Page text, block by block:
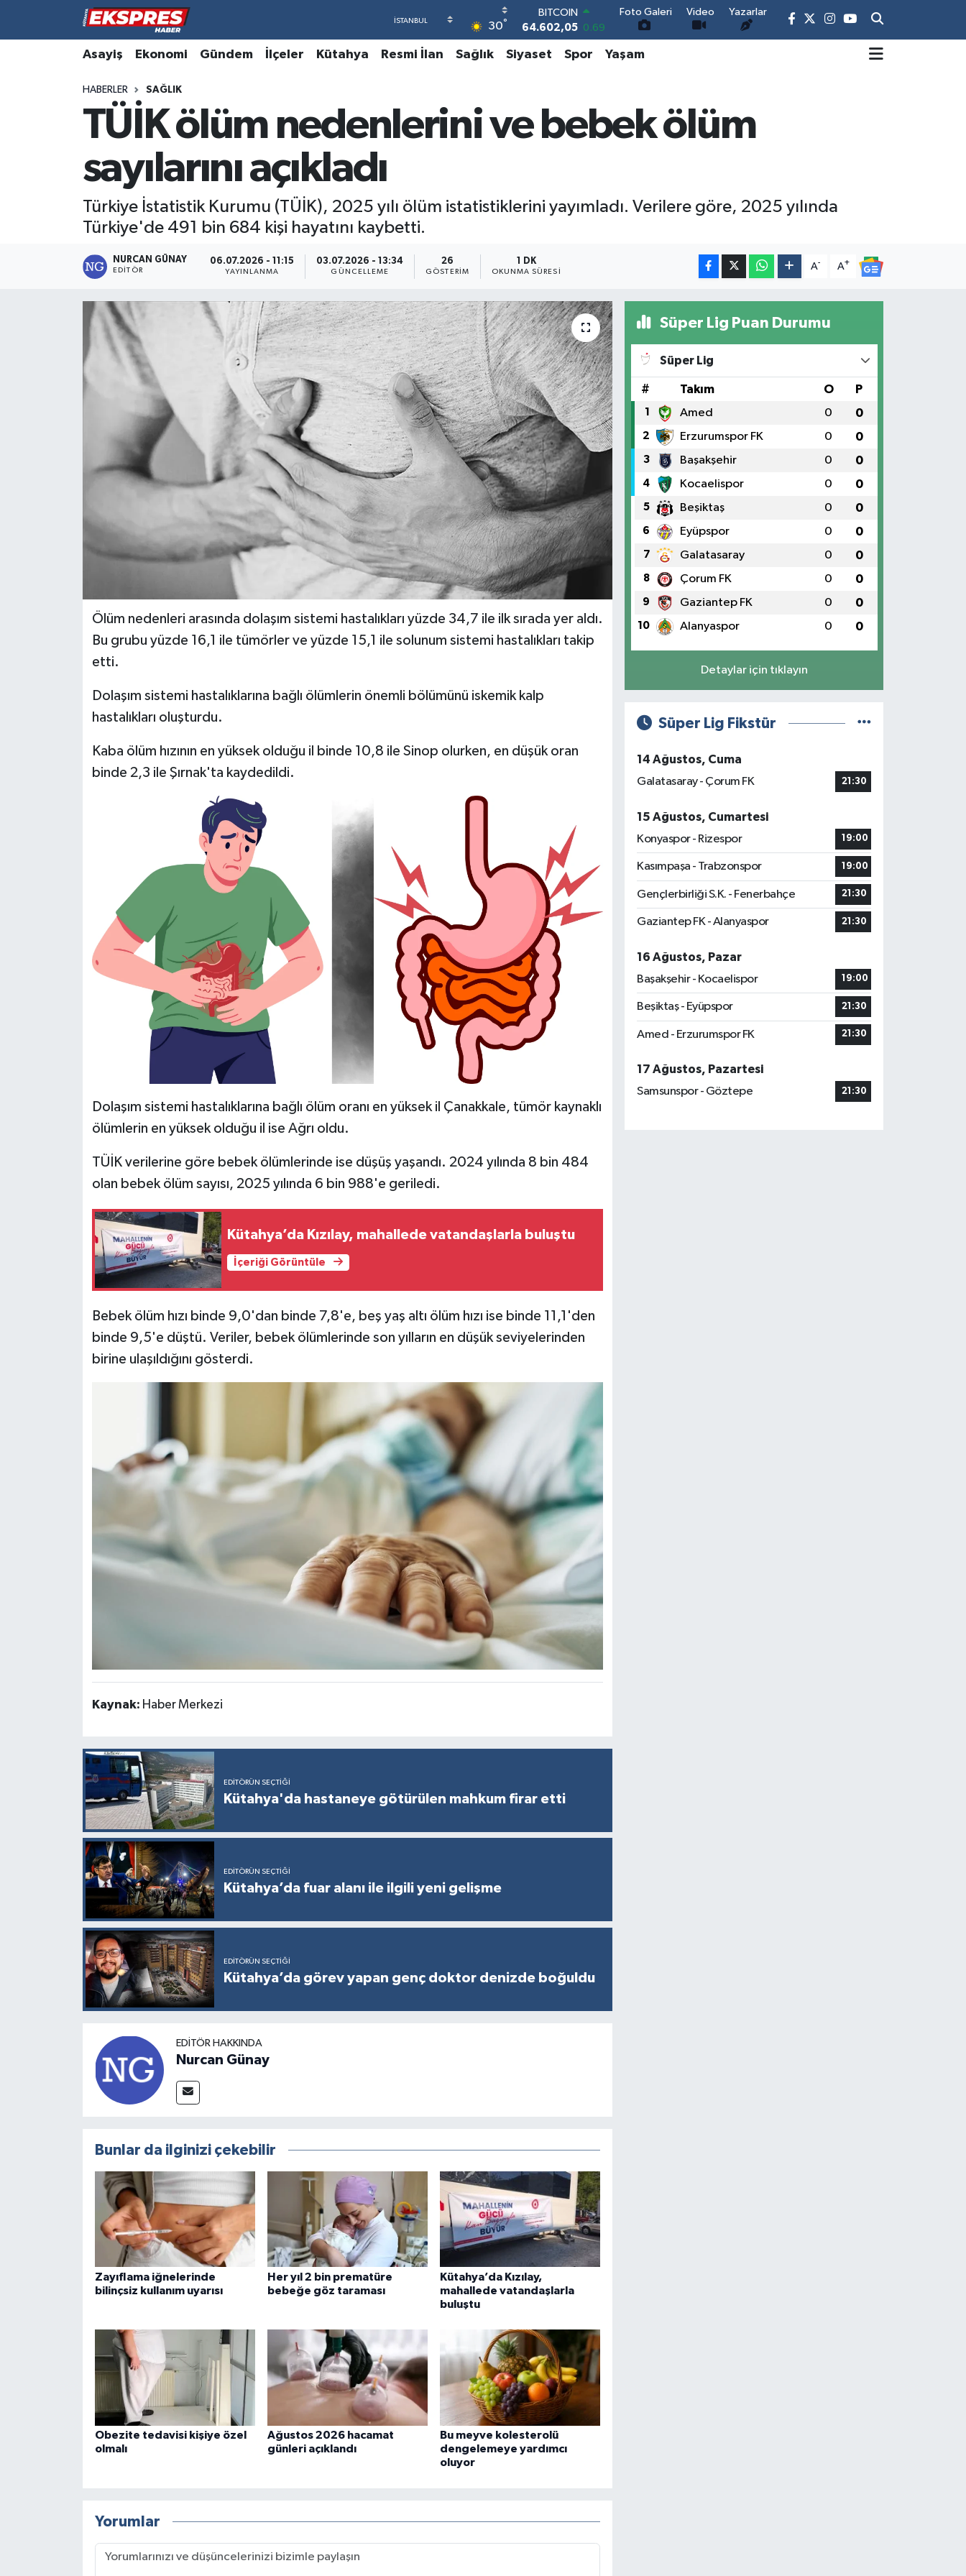
30°
DOLAR
47,5986 0.06
EURO
55,0700 0.1
6518.23 0.39
BİST100
Foto Galeri Video Yazarlar
Asayiş Ekonomi Gündem İlçeler Kütahya Resmi İlan Sağlık Siyaset Spor Yaşam
HABERLER SAĞLIK
TÜİK ölüm nedenlerini ve bebek ölüm
sayılarını açıkladı
Türkiye İstatistik Kurumu (TÜİK), 2025 yılı ölüm istatistiklerini yayımladı. Verilere göre, 2025 yılında
Türkiye'de 491 bin 684 kişi hayatını kaybetti.
NURCAN GÜNAY
EDITÖR
06.07.2026 - 11:15
YAYINLANMA
03.07.2026 - 13:34
GÜNCELLEME
26
GÖSTERIM
1 DK
OKUNMA SÜRESI
A- A+
Ölüm nedenleri arasında dolaşım sistemi hastalıkları yüzde 34,7 ile ilk sırada yer aldı.
Bu grubu yüzde 16,1 ile tümörler ve yüzde 15,1 ile solunum sistemi hastalıkları takip
etti.
Dolaşım sistemi hastalıklarına bağlı ölümlerin önemli bölümünü iskemik kalp
hastalıkları oluşturdu.
Kaba ölüm hızının en yüksek olduğu il binde 10,8 ile Sinop olurken, en düşük oran
binde 2,3 ile Şırnak'ta kaydedildi.
Dolaşım sistemi hastalıklarına bağlı ölüm oranı en yüksek il Çanakkale, tümör kaynaklı
ölümlerin en yüksek olduğu il ise Ağrı oldu.
TÜİK verilerine göre bebek ölümlerinde ise düşüş yaşandı. 2024 yılında 8 bin 484
olan bebek ölüm sayısı, 2025 yılında 6 bin 988'e geriledi.
Kütahya’da Kızılay, mahallede vatandaşlarla buluştu
İçeriği Görüntüle
Bebek ölüm hızı binde 9,0'dan binde 7,8'e, beş yaş altı ölüm hızı ise binde 11,1'den
binde 9,5'e düştü. Veriler, bebek ölümlerinde son yılların en düşük seviyelerinden
birine ulaşıldığını gösterdi.
Kaynak: Haber Merkezi
EDITÖRÜN SEÇTIĞI
Kütahya'da hastaneye götürülen mahkum firar etti
EDITÖRÜN SEÇTIĞI
Kütahya’da fuar alanı ile ilgili yeni gelişme
EDITÖRÜN SEÇTIĞI
Kütahya’da görev yapan genç doktor denizde boğuldu
EDITÖR HAKKINDA
Nurcan Günay
Bunlar da ilginizi çekebilir
Zayıflama iğnelerinde
bilinçsiz kullanım uyarısı
Her yıl 2 bin prematüre
bebeğe göz taraması
Kütahya’da Kızılay,
mahallede vatandaşlarla
buluştu
Obezite tedavisi kişiye özel
olmalı
Ağustos 2026 hacamat
günleri açıklandı
Bu meyve kolesterolü
dengelemeye yardımcı
oluyor
Yorumlar
Süper Lig Puan Durumu
Süper Lig
# Takım O P
1 Amed 0 0
2 Erzurumspor FK 0 0
3 Başakşehir 0 0
4 Kocaelispor 0 0
5 Beşiktaş 0 0
6 Eyüpspor 0 0
7 Galatasaray 0 0
8 Çorum FK 0 0
9 Gaziantep FK 0 0
10 Alanyaspor 0 0
Detaylar için tıklayın
Süper Lig Fikstür
14 Ağustos, Cuma
Galatasaray - Çorum FK
21:30
15 Ağustos, Cumartesi
Konyaspor - Rizespor
19:00
Kasımpaşa - Trabzonspor 19:00
Gençlerbirliği S.K. - Fenerbahçe 21:30
Gaziantep FK - Alanyaspor 21:30
16 Ağustos, Pazar
Başakşehir - Kocaelispor
19:00
Beşiktaş - Eyüpspor 21:30
Amed - Erzurumspor FK 21:30
17 Ağustos, Pazartesi
Samsunspor - Göztepe
21:30
Altıntaş
Biyografiler
Domaniç
Dumlupınar
Köşe Yazıları
Kültür Sanat
Resmi İlan
Video Galeri
Hava Durumu
Trafik Durumu
Süper Lig Puan Durumu ve Fikstür
Tüm Manşetler
Son Dakika Haberleri